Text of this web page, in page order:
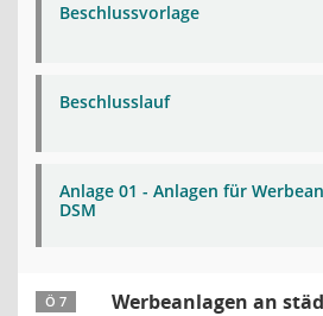
Beschlussvorlage
Beschlusslauf
Anlage 01 - Anlagen für
DSM
Ö 7
Werbeanlagen an